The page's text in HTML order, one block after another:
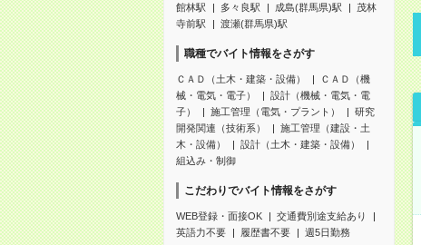
館林駅 多々良駅 成島(群馬県)駅
茂林
寺前駅
渡瀬(群馬県)駅
職種でバイト情報をさがす
ＣＡＤ（土木・建築・設備）
ＣＡＤ（機
械・電気・電子）
設計（機械・電気・電
子）
施工管理（電気・プラント）
研究
開発関連（技術系）
施工管理（建設・土
木・設備）
設計（土木・建築・設備）
組込み・制御
こだわりでバイト情報をさがす
WEB登録・面接OK
交通費別途支給あり
英語力不要
履歴書不要 週5日勤務